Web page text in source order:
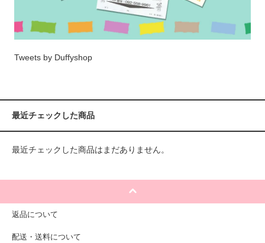
Tweets by Duffyshop
最近チェックした商品
最近チェックした商品はまだありません。
返品について
配送・送料について